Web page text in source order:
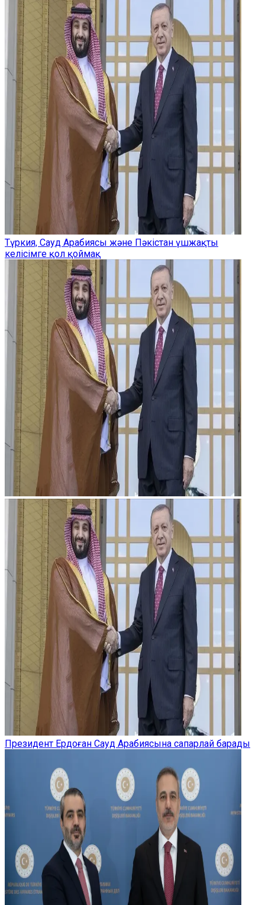
Түркия, Сауд Арабиясы және Пәкістан үшжақты
келісімге қол қоймақ
Президент Ердоған Сауд Арабиясына сапарлай барады